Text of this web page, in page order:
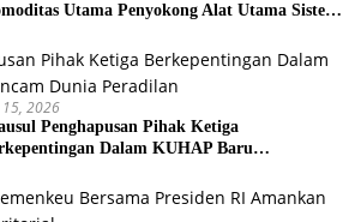
Utama Penyokong Alat Utama Sistem
15, 2026
Penghapusan Pihak Ketiga
Dalam KUHAP Baru